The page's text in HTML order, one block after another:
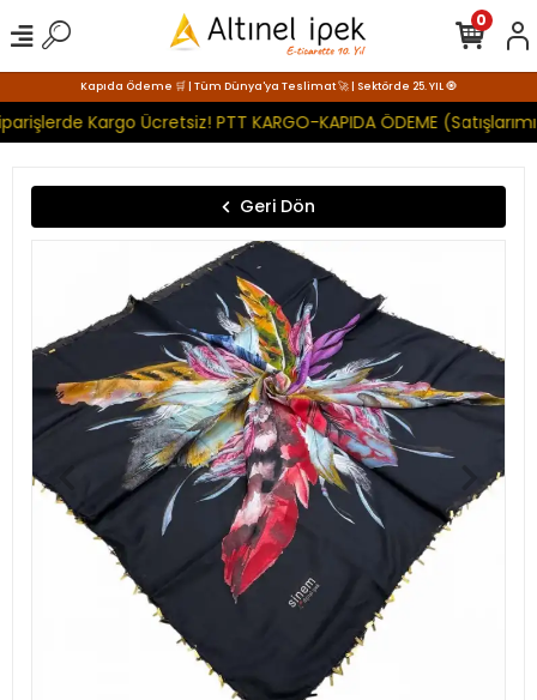
Kapıda Ödeme 🛒 | Tüm Dünya'ya Teslimat 🚀 | Sektörde 25. YIL 🧿
Kargo Ücretsiz! PTT KARGO-KAPIDA ÖDEME
0
Geri Dön